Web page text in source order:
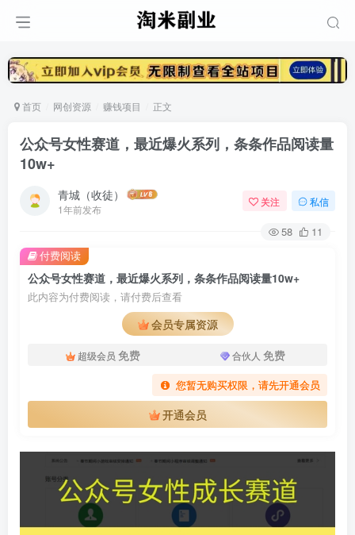
首页 网创资源 赚钱项目 正文
公众号女性赛道，最近爆火系列，条条作品阅读量
10w+
青城（收徒）
1年前发布
关注 私信
58 11
公众号女性赛道，最近爆火系列，条条作品阅读量10w+
此内容为付费阅读，请付费后查看
会员专属资源
超级会员 免费 合伙人 免费
您暂无购买权限，请先开通会员
开通会员
付费阅读